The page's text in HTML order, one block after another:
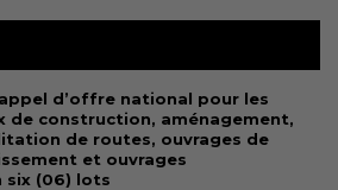
d’offre national pour les
de construction, aménagement,
de routes, ouvrages de
et ouvrages
six (06) lots